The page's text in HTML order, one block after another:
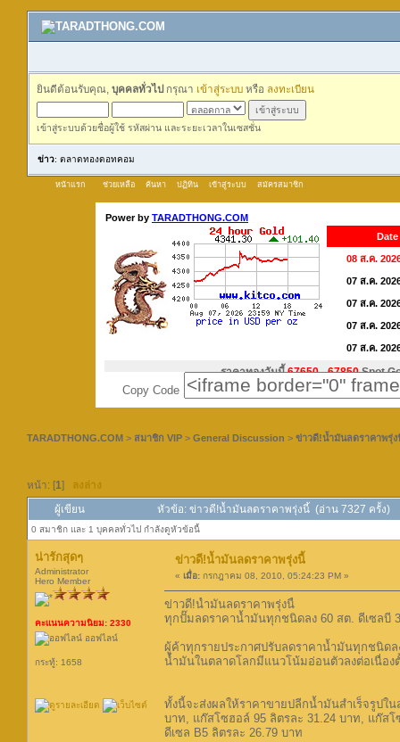
ยินดีต้อนรับคุณ, บุคคลทั่วไป กรุณา เข้าสู่ระบบ หรือ ลงทะเบียน
เข้าสู่ระบบด้วยชื่อผู้ใช้ รหัสผ่าน และระยะเวลาในเซสชั่น
ข่าว: ตลาดทองดอทคอม
หน้าแรก ช่วยเหลือ ค้นหา ปฏิทิน เข้าสู่ระบบ สมัครสมาชิก
Copy Code
TARADTHONG.COM > สมาชิก VIP > General Discussion > ข่าวดี!น้ำมันลดราคาพรุ่ง
หน้า: [1] ลงล่าง
ผู้เขียน หัวข้อ: ข่าวดี!น้ำมันลดราคาพรุ่งนี้ (อ่าน 7327 ครั้ง)
0 สมาชิก และ 1 บุคคลทั่วไป กำลังดูหัวข้อนี้
น่ารักสุดๆ
Administrator
Hero Member
คะแนนความนิยม: 2330
ออฟไลน์
กระทู้: 1658
ข่าวดี!น้ำมันลดราคาพรุ่งนี้
« เมื่อ: กรกฎาคม 08, 2010, 05:24:23 PM »
ข่าวดี!น้ำมันลดราคาพรุ่งนี้
ทุกปั๊มลดราคาน้ำมันทุกชนิดลง 60 สต. ดีเซลบี
ผู้ค้าทุกรายประกาศปรับลดราคาน้ำมันทุกชนิด
น้ำมันในตลาดโลกมีแนวโน้มอ่อนตัวลงต่อเนื่อง
ทั้งนี้จะส่งผลให้ราคาขายปลีกน้ำมันสำเร็จรูปใ
บาท, แก๊สโซฮอล์ 95 ลิตรละ 31.24 บาท, แก๊สโ
ดีเซล B5 ลิตรละ 26.79 บาท